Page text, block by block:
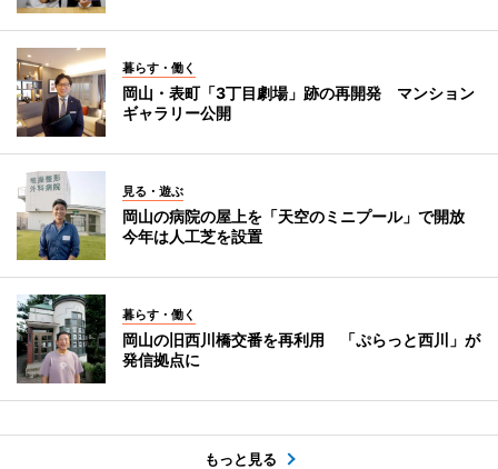
暮らす・働く
岡山・表町「3丁目劇場」跡の再開発 マンション
ギャラリー公開
見る・遊ぶ
岡山の病院の屋上を「天空のミニプール」で開放
今年は人工芝を設置
暮らす・働く
岡山の旧西川橋交番を再利用 「ぷらっと西川」が
発信拠点に
もっと見る